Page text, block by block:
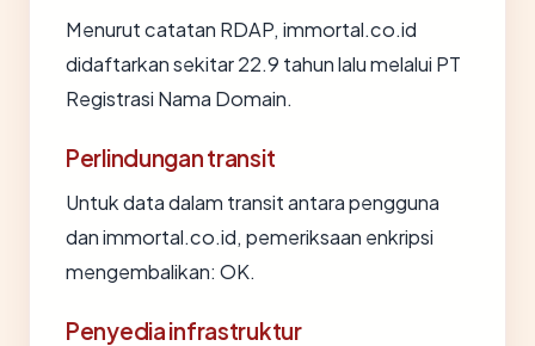
Menurut catatan RDAP, immortal.co.id
didaftarkan sekitar 22.9 tahun lalu melalui PT
Registrasi Nama Domain.
Perlindungan transit
Untuk data dalam transit antara pengguna
dan immortal.co.id, pemeriksaan enkripsi
mengembalikan: OK.
Penyedia infrastruktur